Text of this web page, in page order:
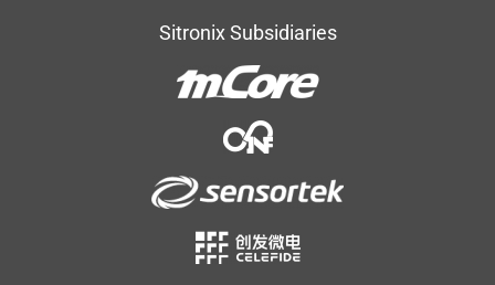
Sitronix Subsidiaries